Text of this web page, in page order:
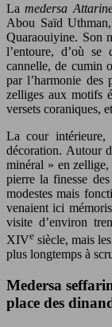
Lamedersa
Abou Saïd
Quaraouiyine. Son
l’entoure, d’où se
cannelle, de cumin
par l’harmonie des
zelliges aux motifs
versets coraniques,
La cour intérieure,
décoration. Autour
minéral » en zellige,
pierre la finesse
modestes mais
venaient ici
visite d’environ
XIVe siècle, mais
plus longtemps à
Medersa
place des